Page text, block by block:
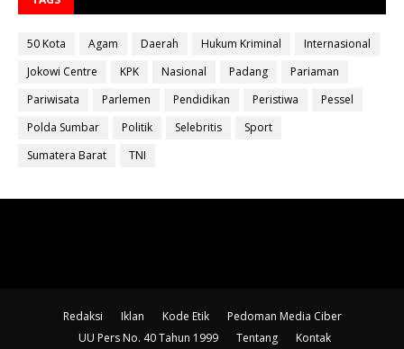
50 Kota Agam Daerah Hukum Kriminal
Internasional
Jokowi Centre
KPK Nasional Padang
Pariaman
Pariwisata
Parlemen Pendidikan Peristiwa
Pessel
Polda Sumbar
Politik Selebritis
Sport
Sumatera Barat
TNI
Redaksi Iklan Kode Etik
Pedoman Media Ciber
UU Pers No. 40 Tahun 1999
Tentang Kontak